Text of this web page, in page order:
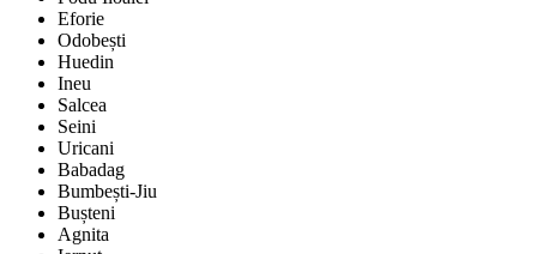
Eforie
Odobești
Huedin
Ineu
Salcea
Seini
Uricani
Babadag
Bumbești-Jiu
Bușteni
Agnita